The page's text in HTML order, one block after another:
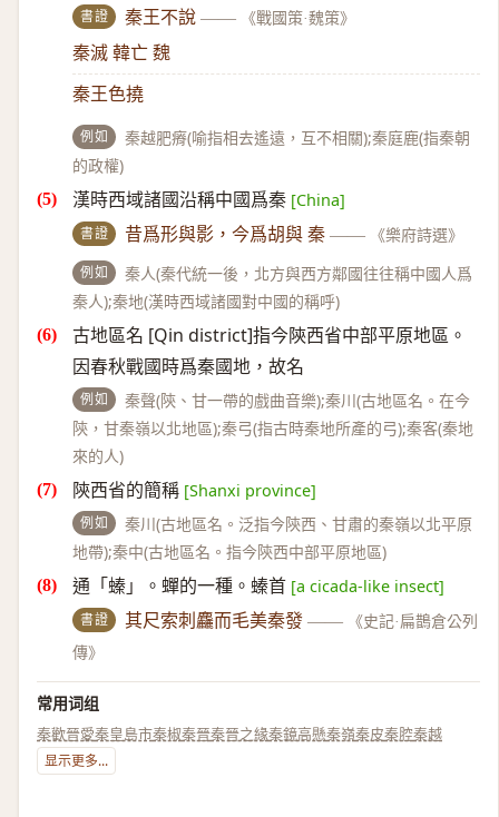
書證 秦王不說 —— 《戰國策·魏策》
秦滅 韓亡 魏
秦王色撓
例如
秦越肥瘠(喻指相去遙遠，互不相關);秦庭鹿(指秦朝
的政權)
漢時西域諸國沿稱中國爲秦 [China]
書證 昔爲形與影，今爲胡與 秦 —— 《樂府詩選》
例如
秦人(秦代統一後，北方與西方鄰國往往稱中國人爲
秦人);秦地(漢時西域諸國對中國的稱呼)
古地區名 [Qin district]指今陝西省中部平原地區。
因春秋戰國時爲秦國地，故名
例如
秦聲(陝、甘一帶的戲曲音樂);秦川(古地區名。在今
陝，甘秦嶺以北地區);秦弓(指古時秦地所產的弓);秦客(秦地
來的人)
陝西省的簡稱 [Shanxi province]
例如
秦川(古地區名。泛指今陝西、甘肅的秦嶺以北平原
地帶);秦中(古地區名。指今陝西中部平原地區)
通「螓」。蟬的一種。螓首 [a cicada-like insect]
書證 其尺索刺麤而毛美秦發 ——
《史記·扁鵲倉公列
傳》
常用词组
秦歡晉愛秦皇島市秦椒秦晉秦晉之緣秦鏡高懸秦嶺秦皮秦腔秦越
显示更多...